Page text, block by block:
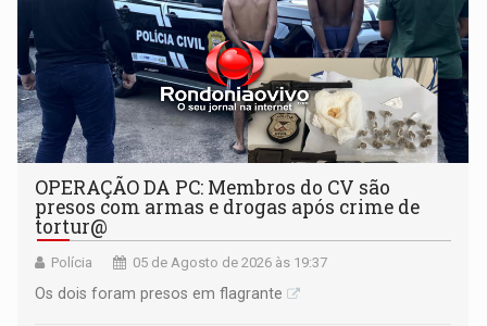
OPERAÇÃO DA PC: Membros do CV são
presos com armas e drogas após crime de
tortur@
Polícia 05 de Agosto de 2026 às 19:37
Os dois foram presos em flagrante